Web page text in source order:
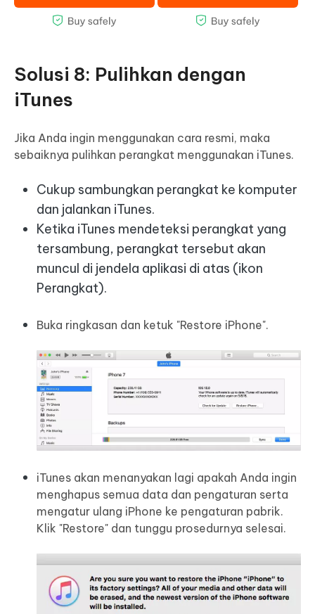
Solusi 8: Pulihkan dengan
iTunes
Jika Anda ingin menggunakan cara resmi, maka
sebaiknya pulihkan perangkat menggunakan iTunes.
Cukup sambungkan perangkat ke komputer
dan jalankan iTunes.
Ketika iTunes mendeteksi perangkat yang
tersambung, perangkat tersebut akan
muncul di jendela aplikasi di atas (ikon
Perangkat).
Buka ringkasan dan ketuk "Restore iPhone".
iTunes akan menanyakan lagi apakah Anda ingin
menghapus semua data dan pengaturan serta
mengatur ulang iPhone ke pengaturan pabrik.
Klik "Restore" dan tunggu prosedurnya selesai.